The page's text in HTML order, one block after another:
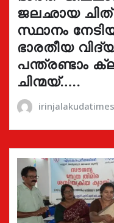
ജലഛായ
സ്ഥാനം
ഭാരതീയ
പന്ത്രണ്ടാം
ചിന്മയ്…..